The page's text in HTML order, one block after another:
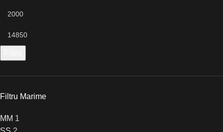
Filtru Marime
M M 1